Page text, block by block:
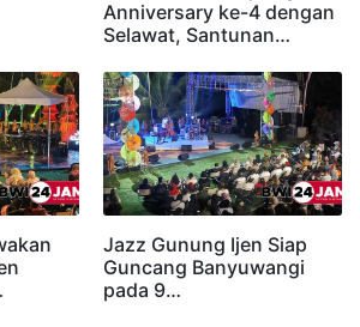
Anniversary ke-4 dengan
Selawat, Santunan…
Jazz Gunung Ijen Siap
Guncang Banyuwangi
pada 9…